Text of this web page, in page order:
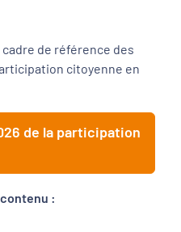
de référence des
citoyenne en
de la participation
: